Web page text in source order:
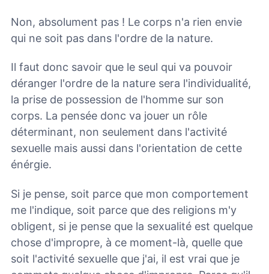
Non, absolument pas ! Le corps n'a rien envie
qui ne soit pas dans l'ordre de la nature.
Il faut donc savoir que le seul qui va pouvoir
déranger l'ordre de la nature sera l'individualité,
la prise de possession de l'homme sur son
corps. La pensée donc va jouer un rôle
déterminant, non seulement dans l'activité
sexuelle mais aussi dans l'orientation de cette
énérgie.
Si je pense, soit parce que mon comportement
me l'indique, soit parce que des religions m'y
obligent, si je pense que la sexualité est quelque
chose d'impropre, à ce moment-là, quelle que
soit l'activité sexuelle que j'ai, il est vrai que je